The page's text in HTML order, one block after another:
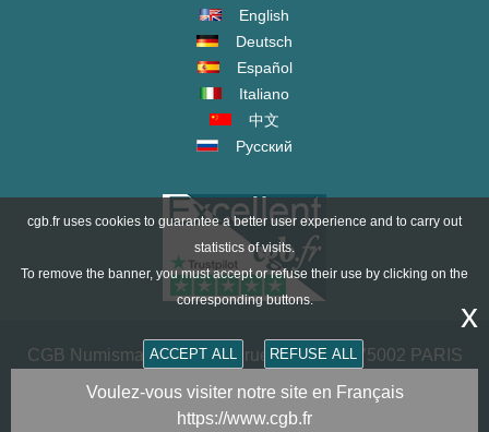
English
Deutsch
Español
Italiano
中文
Русский
CGB Numismatik Paris - 36 rue Vivienne - 75002 PARIS
FRANCE -contact@cgb.fr
Copyright @1997-2025 - All Rights Reserved
cgb.fr uses cookies to guarantee a better user experience and to carry out
statistics of visits.
To remove the banner, you must accept or refuse their use by clicking on the
corresponding buttons.
ACCEPT ALL REFUSE ALL
x
Voulez-vous visiter notre site en Français
https://www.cgb.fr